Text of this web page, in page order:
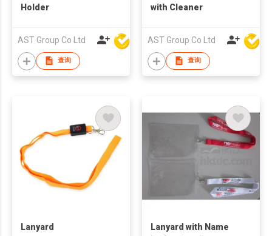
Holder
AST Group Co Ltd
查询
with Cleaner
AST Group Co Ltd
查询
Lanyard
Lanyard with Name